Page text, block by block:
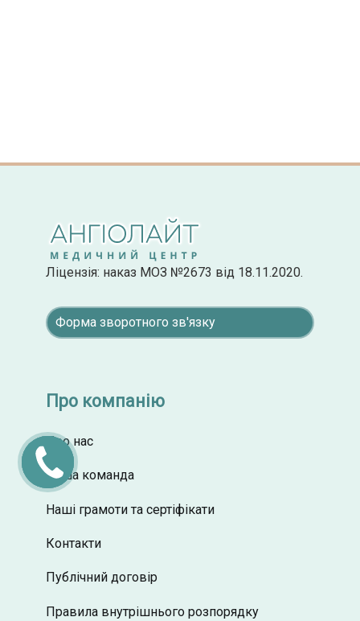
Ліцензія: наказ МОЗ №2673 від 18.11.2020.
Форма зворотного зв'язку
Про компанію
Про нас
Наша команда
Наші грамоти та сертіфікати
Контакти
Публічний договір
Правила внутрішнього розпорядку
ПЕРЕДЗВОНІТЬ
МЕНІ